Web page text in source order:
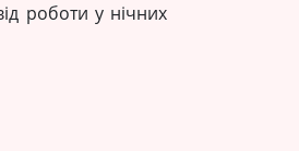
роботи у нічних